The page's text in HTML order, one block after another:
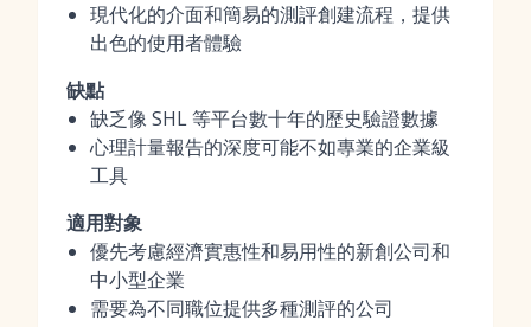
現代化的介面和簡易的測評創建流程，提供
出色的使用者體驗
缺點
缺乏像 SHL 等平台數十年的歷史驗證數據
心理計量報告的深度可能不如專業的企業級
工具
適用對象
優先考慮經濟實惠性和易用性的新創公司和
中小型企業
需要為不同職位提供多種測評的公司